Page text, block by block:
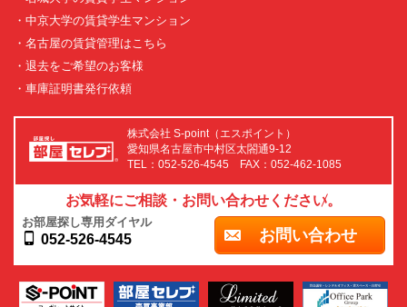
・中京大学の賃貸学生マンション
・名古屋の賃貸管理はこちら
・退去をご希望のお客様
・車庫証明書発行依頼
株式会社 S-point（エスポイント）
愛知県名古屋市中村区太閤通9-12
TEL：052-526-4545 FAX：052-462-1085
お気軽にご相談・お問い合わせください。
お部屋探し専用ダイヤル
052-526-4545 お問い合わせ